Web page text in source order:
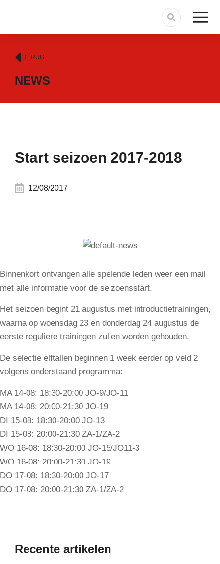
TERUG
NEWS
Start seizoen 2017-2018
12/08/2017
Binnenkort ontvangen alle spelende leden weer een mail
met alle informatie voor de seizoensstart.
Het seizoen begint 21 augustus met introductietrainingen,
waarna op woensdag 23 en donderdag 24 augustus de
eerste reguliere trainingen zullen worden gehouden.
De selectie elftallen beginnen 1 week eerder op veld 2
volgens onderstaand programma:
MA 14-08: 18:30-20:00 JO-9/JO-11
MA 14-08: 20:00-21:30 JO-19
DI 15-08: 18:30-20:00 JO-13
DI 15-08: 20:00-21:30 ZA-1/ZA-2
WO 16-08: 18:30-20:00 JO-15/JO11-3
WO 16-08: 20:00-21:30 JO-19
DO 17-08: 18:30-20:00 JO-17
DO 17-08: 20:00-21:30 ZA-1/ZA-2
Recente artikelen